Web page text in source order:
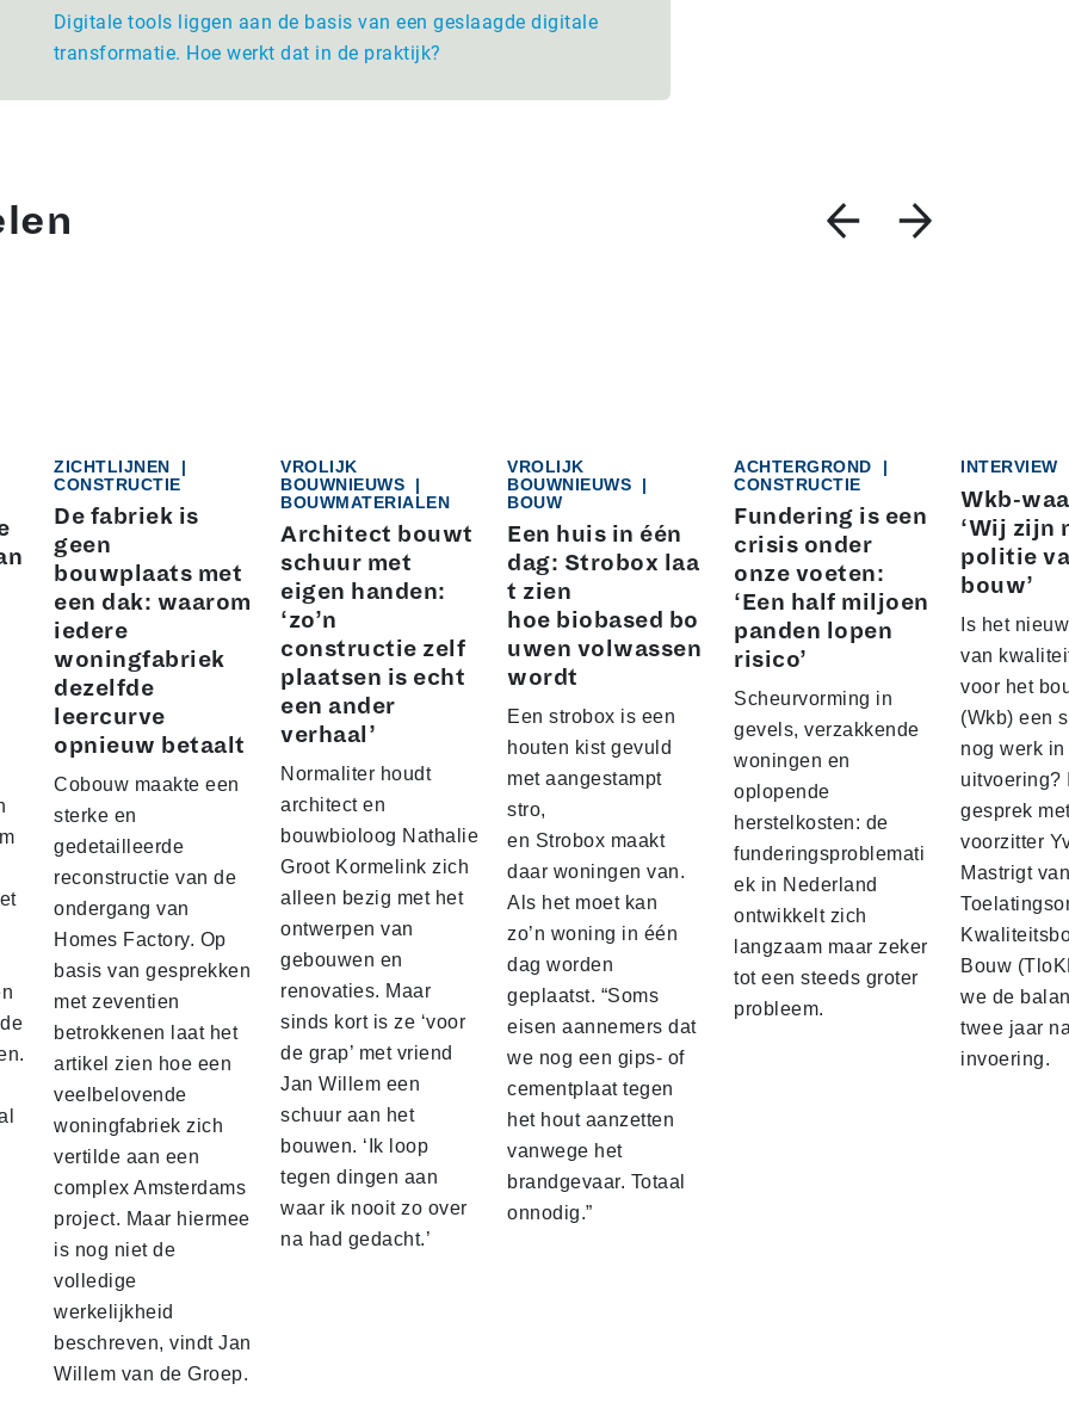
Digitale tools liggen aan de basis van een geslaagde digitale
transformatie. Hoe werkt dat in de praktijk?
ZICHTLIJNEN
|
CONSTRUCTIE
De fabriek is
geen
bouwplaats met
een dak: waarom
iedere
woningfabriek
dezelfde
leercurve
opnieuw betaalt
Cobouw maakte een
sterke en
gedetailleerde
reconstructie van de
ondergang van
Homes Factory. Op
basis van gesprekken
met zeventien
betrokkenen laat het
artikel zien hoe een
veelbelovende
woningfabriek zich
vertilde aan een
complex Amsterdams
project. Maar hiermee
is nog niet de
volledige
werkelijkheid
beschreven, vindt Jan
Willem van de Groep.
VROLIJK
BOUWNIEUWS
|
BOUWMATERIALEN
Architect bouwt
schuur met
eigen handen:
‘zo’n
constructie zelf
plaatsen is echt
een ander
verhaal’
Normaliter houdt
architect en
bouwbioloog Nathalie
Groot Kormelink zich
alleen bezig met het
ontwerpen van
gebouwen en
renovaties. Maar
sinds kort is ze ‘voor
de grap’ met vriend
Jan Willem een
schuur aan het
bouwen. ‘Ik loop
tegen dingen aan
waar ik nooit zo over
na had gedacht.’
VROLIJK
BOUWNIEUWS
|
BOUW
Een huis in één
dag: Strobox laa
t zien
hoe biobased bo
uwen volwassen
wordt
Een strobox is een
houten kist gevuld
met aangestampt
stro,
en Strobox maakt
daar woningen van.
Als het moet kan
zo’n woning in één
dag worden
geplaatst. “Soms
eisen aannemers dat
we nog een gips‑ of
cementplaat tegen
het hout aanzetten
vanwege het
brandgevaar. Totaal
onnodig.”
ACHTERGROND
|
CONSTRUCTIE
Fundering is een
crisis onder
onze voeten:
‘Een half miljoen
panden lopen
risico’
Scheurvorming in
gevels, verzakkende
woningen en
oplopende
herstelkosten: de
funderingsproblemati
ek in Nederland
ontwikkelt zich
langzaam maar zeker
tot een steeds groter
probleem.
INTERVIEW
Wkb-
‘Wij zijn
politie
bouw’
Is het
van
voor het
(Wkb) een
nog werk in
uitvoering?
gesprek
voorzitter
Mastrigt
Bouw
we de
twee jaar
invoering.